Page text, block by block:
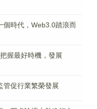
個時代，Web3.0踏浪而
握最好時機，發展
管促行業繁榮發展